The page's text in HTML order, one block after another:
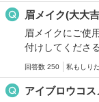
眉メイク(大大
眉メイクにご使
付けしてくださ
回答数 250 私もしり
アイブロウコス